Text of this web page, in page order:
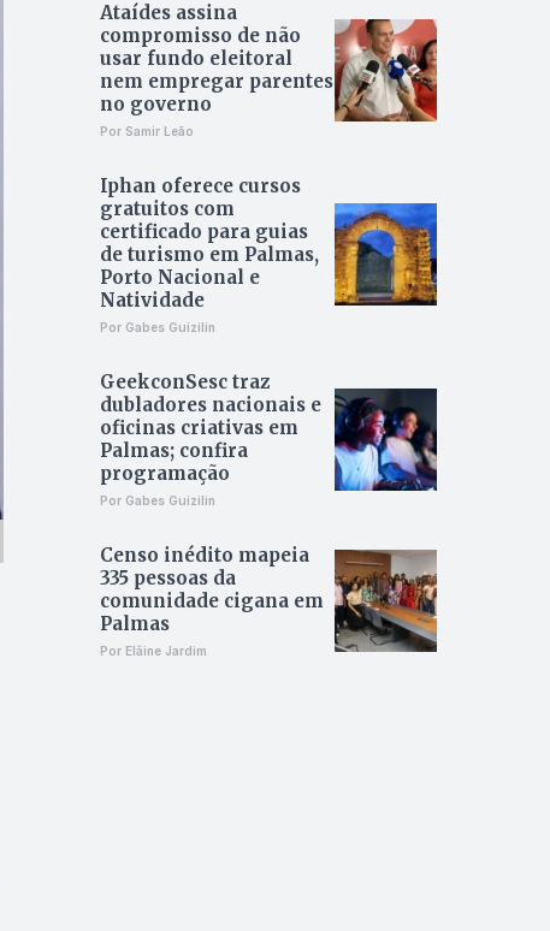
Ataídes assina
compromisso de não
usar fundo eleitoral
nem empregar parentes
no governo
Por Samir Leão
Iphan oferece cursos
gratuitos com
certificado para guias
de turismo em Palmas,
Porto Nacional e
Natividade
Por Gabes Guizilin
GeekconSesc traz
dubladores nacionais e
oficinas criativas em
Palmas; confira
programação
Por Gabes Guizilin
Censo inédito mapeia
335 pessoas da
comunidade cigana em
Palmas
Por Elâine Jardim